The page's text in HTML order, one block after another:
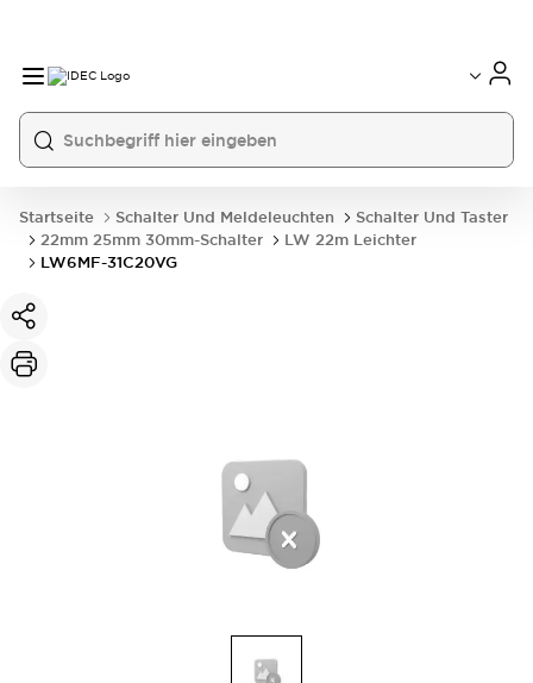
Startseite Schalter Und Meldeleuchten
Schalter Und Taster
22mm 25mm 30mm-Schalter
LW 22m Leichter
LW6MF-31C20VG